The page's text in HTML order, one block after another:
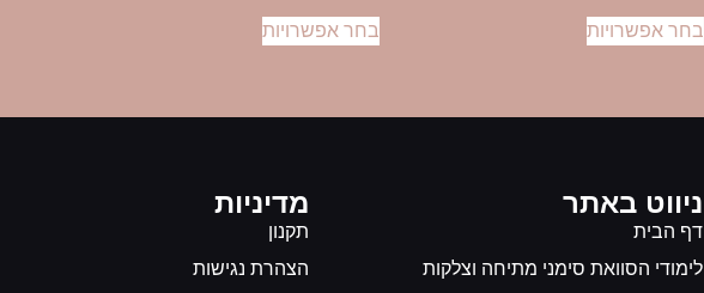
בחר אפשרויות בחר אפשרויות
ניווט באתר
דף הבית
לימודי הסוואת סימני מתיחה וצלקות
מדיניות
תקנון
הצהרת נגישות